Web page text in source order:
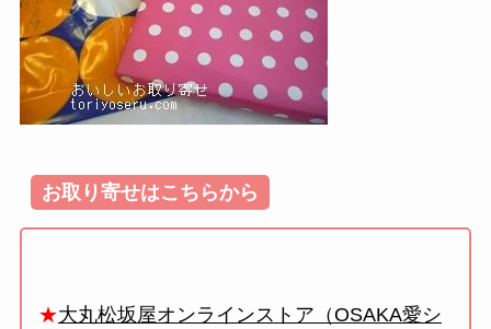
お取り寄せはこちらから
★大丸松坂屋オンラインストア（OSAKA愛シ